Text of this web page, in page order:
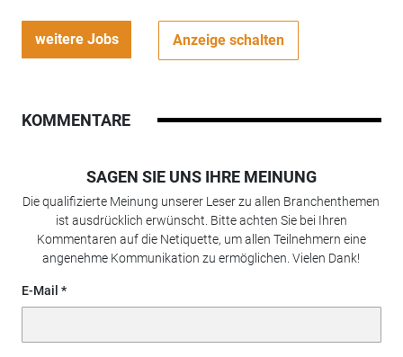
weitere Jobs Anzeige schalten
KOMMENTARE
SAGEN SIE UNS IHRE MEINUNG
Die qualifizierte Meinung unserer Leser zu allen Branchenthemen
ist ausdrücklich erwünscht. Bitte achten Sie bei Ihren
Kommentaren auf die Netiquette, um allen Teilnehmern eine
angenehme Kommunikation zu ermöglichen. Vielen Dank!
E-Mail